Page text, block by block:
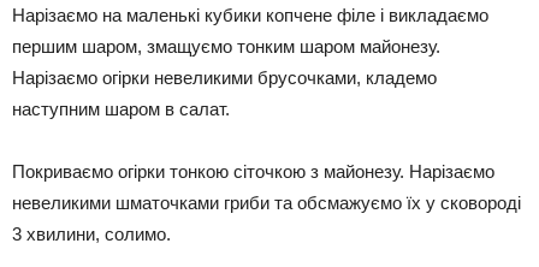
Нарізаємо на маленькі кубики копчене філе і викладаємо
першим шаром, змащуємо тонким шаром майонезу.
Нарізаємо огірки невеликими брусочками, кладемо
наступним шаром в салат.
Покриваємо огірки тонкою сіточкою з майонезу. Нарізаємо
невеликими шматочками гриби та обсмажуємо їх у сковороді
3 хвилини, солимо.